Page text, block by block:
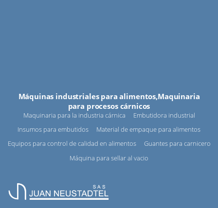
Máquinas industriales para alimentos,Maquinaria
para procesos cárnicos
Maquinaria para la industria cárnica
Embutidora industrial
Insumos para embutidos
Material de empaque para alimentos
Equipos para control de calidad en alimentos
Guantes para carnicero
Máquina para sellar al vacio